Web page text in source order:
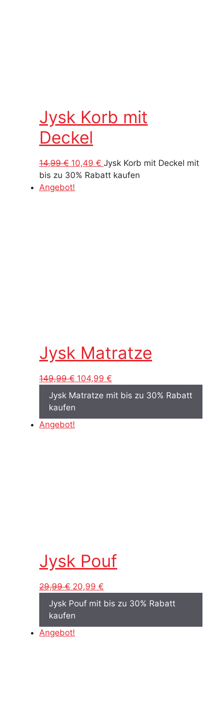
Jysk Korb mit
Deckel
14,99€ Ursprünglicher
Preis
war:
10,49 € Aktueller
Preis
Jysk Korb mit Deckel mit
bis zu 30% Rabatt kaufen
Angebot!
Jysk Matratze
149,99€ Ursprünglicher
war:
104,99 €
Preis
Jysk Matratze mit bis zu 30% Rabatt
kaufen
Angebot!
Jysk Pouf
29,99€ Ursprünglicher
Preis
20,99 €
Preis
ist:
Jysk Pouf mit bis zu 30% Rabatt
kaufen
Angebot!